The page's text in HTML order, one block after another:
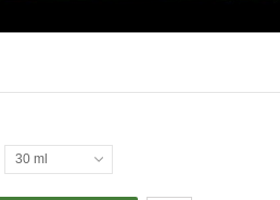
30 ml